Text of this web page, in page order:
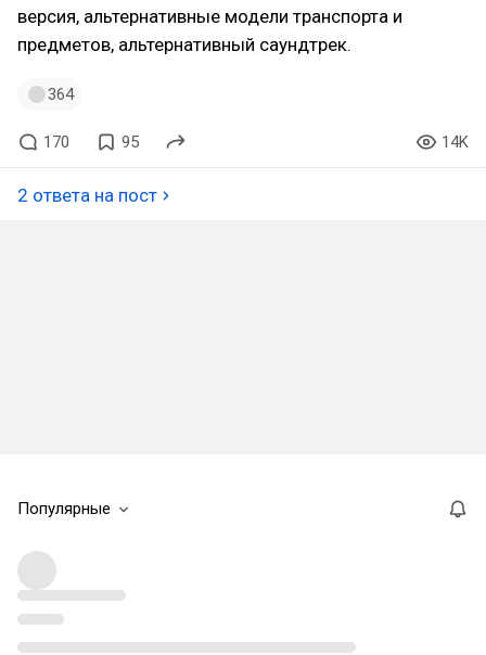
версия, альтернативные модели транспорта и
предметов, альтернативный саундтрек.
364
170 95 14K
2 ответа на пост
Популярные